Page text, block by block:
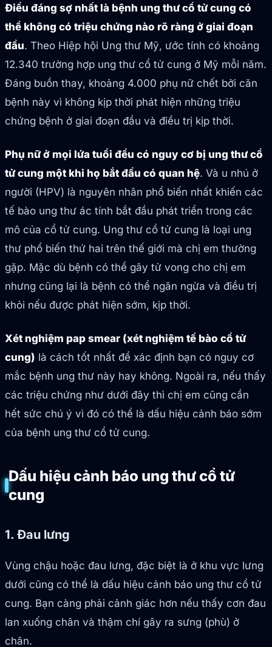
Điều đáng sợ nhất là bệnh ung thư cổ tử cung có
thể không có triệu chứng nào rõ ràng ở giai đoạn
đầu. Theo Hiệp hội Ung thư Mỹ, ước tính có khoảng
12.340 trường hợp ung thư cổ tử cung ở Mỹ mỗi năm.
Đáng buồn thay, khoảng 4.000 phụ nữ chết bởi căn
bệnh này vì không kịp thời phát hiện những triệu
chứng bệnh ở giai đoạn đầu và điều trị kịp thời.
Phụ nữ ở mọi lứa tuổi đều có nguy cơ bị ung thư cổ
tử cung một khi họ bắt đầu có quan hệ. Và u nhú ở
người (HPV) là nguyên nhân phổ biến nhất khiến các
tế bào ung thư ác tính bắt đầu phát triển trong các
mô của cổ tử cung. Ung thư cổ tử cung là loại ung
thư phổ biến thứ hai trên thế giới mà chị em thường
gặp. Mặc dù bệnh có thể gây tử vong cho chị em
nhưng cũng lại là bệnh có thể ngăn ngừa và điều trị
khỏi nếu được phát hiện sớm, kịp thời.
Xét nghiệm pap smear (xét nghiệm tế bào cổ tử
cung) là cách tốt nhất để xác định bạn có nguy cơ
mắc bệnh ung thư này hay không. Ngoài ra, nếu thấy
các triệu chứng như dưới đây thì chị em cũng cần
hết sức chú ý vì đó có thể là dấu hiệu cảnh báo sớm
của bệnh ung thư cổ tử cung.
Dấu hiệu cảnh báo ung thư cổ tử
cung
1. Đau lưng
Vùng chậu hoặc đau lưng, đặc biệt là ở khu vực lưng
dưới cũng có thể là dấu hiệu cảnh báo ung thư cổ tử
cung. Bạn càng phải cảnh giác hơn nếu thấy cơn đau
lan xuống chân và thậm chí gây ra sưng (phù) ở
chân.